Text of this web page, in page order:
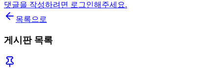
댓글을 작성하려면 로그인해주세요.
목록으로
게시판 목록